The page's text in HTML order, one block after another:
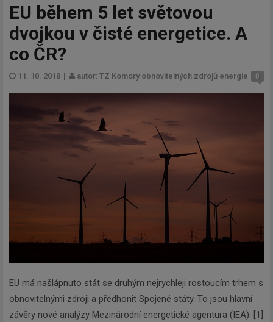
EU během 5 let světovou
dvojkou v čisté energetice. A
co ČR?
11. 10. 2018 | autor: TZ Komory obnovitelných zdrojů energie 0
EU má našlápnuto stát se druhým nejrychleji rostoucím trhem s
obnovitelnými zdroji a předhonit Spojené státy. To jsou hlavní
závěry nové analýzy Mezinárodní energetické agentura (IEA). [1]